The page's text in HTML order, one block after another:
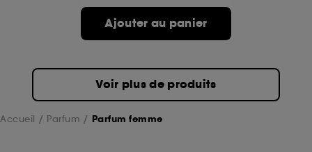
Ajouter au panier
Voir plus de produits
Accueil Parfum Parfum femme
de ces cookies grâce au bouton "personnaliser mes
choix" ci-dessous ou décider de "tout accepter".
Sephora pourra associer les informations de
collectées ou générées lors de votre activité en ligne
ou en magasin. Pour refuser tous les cookies, cliques
sur "continuer sans accepter". Voous pouvez à tout
souhaitez obtenir plus d'information sur les cookies